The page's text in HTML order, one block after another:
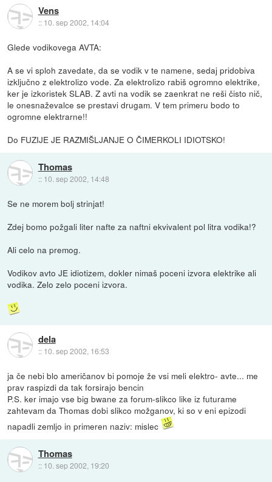
Vens
:: 10. sep 2002, 14:04
Glede vodikovega AVTA:
A se vi sploh zavedate, da se vodik v te namene, sedaj pridobiva
izključno z elektrolizo vode. Za elektrolizo rabiš ogromno elektrike,
ker je izkoristek SLAB. Z avti na vodik se zaenkrat ne reši čisto nič,
le onesnaževalce se prestavi drugam. V tem primeru bodo to
ogromne elektrarne!!
Do FUZIJE JE RAZMIŠLJANJE O ČIMERKOLI IDIOTSKO!
Thomas
:: 10. sep 2002, 14:48
Se ne morem bolj strinjat!
Zdej bomo požgali liter nafte za naftni ekvivalent pol litra vodika!?
Ali celo na premog.
Vodikov avto JE idiotizem, dokler nimaš poceni izvora elektrike ali
vodika. Zelo zelo poceni izvora.
dela
:: 10. sep 2002, 16:53
ja če nebi blo američanov bi pomoje že vsi meli elektro- avte... me
prav raspizdi da tak forsirajo bencin
P.S. ker imajo vse big bwane za forum-slikco like iz futurame
zahtevam da Thomas dobi slikco možganov, ki so v eni epizodi
napadli zemljo in primeren naziv: mislec
Thomas
:: 10. sep 2002, 19:20